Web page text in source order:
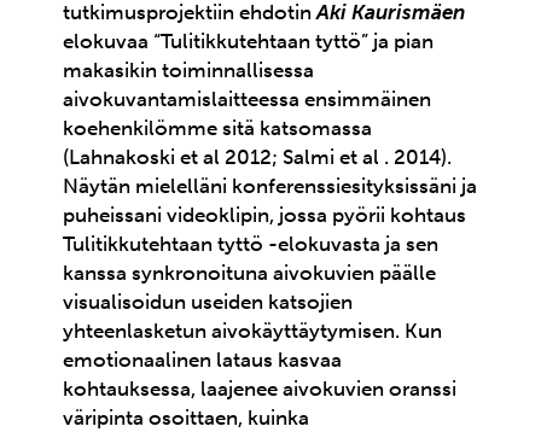
tutkimusprojektiin ehdotinAki Kaurismäen
elokuvaa “Tulitikkutehtaan tyttö” ja pian
makasikin toiminnallisessa
aivokuvantamislaitteessa ensimmäinen
koehenkilömme sitä katsomassa
(Lahnakoski et al 2012; Salmi et al . 2014).
Näytän mielelläni konferenssiesityksissäni ja
puheissani videoklipin, jossa pyörii kohtaus
Tulitikkutehtaan tyttö -elokuvasta ja sen
kanssa synkronoituna aivokuvien päälle
visualisoidun useiden katsojien
yhteenlasketun aivokäyttäytymisen. Kun
emotionaalinen lataus kasvaa
kohtauksessa, laajenee aivokuvien oranssi
väripinta osoittaen, kuinka